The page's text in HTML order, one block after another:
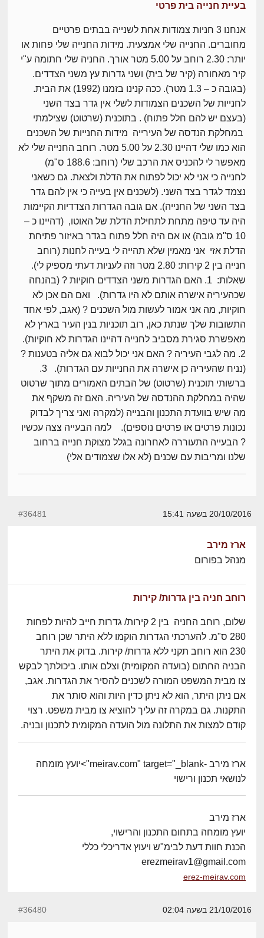
בעיית חנייה בית פרטי
אנחנו 3 חניות צמודות אחת לשנייה בבתים פרטיים
מחוברים. החנייה שלי אמצעית. מידות החנייה שלי פחות או
יותר: 2.30 רוחב על 5.00 מטר אורך. החניה שלי חתומה ע"י
קיר מאחורה (קיר של בית) ושני גדרות עץ משני הצדדים.
(בגובה כ – 1.3 מטר). ככה קנינו בזמנו (1992) את הבית.
לחנייות של השכנים הצמודות לשלי אין גדר בצד השני
(בעצם יש להם חלל פתוח) . בתוכנית (שרטוט) שצילמתי
במחלקת הנדסה של העירייה מידות החנייות של השכנים
הוא כמו שלי דהיינו 2.30 על 5.00 מטר. רוחב החנייה שלי לא
מאפשר לי להכניס את הרכב שלי (רוחב: 188.6 ס"מ)
לחנייה כי אני לא יכול לפתוח את הדלת ולצאת. גם כשאני
נצמד לגדר בצד השני. (לשכנים אין בעייה כי אין להם גדר
בצד השני של החנייה). אם גובה הגדרות הצדדיות הקיימות
היה עד טיפה מתחת לתחילת הדלת של האוטו, (דהיינו כ –
10 ס"מ גובה) או אם היה חלל פתוח בגדר באיזור פתיחת
הדלת אזי אני מאמין שלא תהייה לי בעייה לחנות (רוחב
חנייה בין 2 קירות: 2.80 מטר וזה לעניות דעתי מספיק לי).
שאלות: 1. האם הגדרות משני הצדדים חוקיות ? (בהנחה
שכהעיריה אישרה אותם לא היו גדרות). ואם הם אכן לא
חוקיות, מה אני אמור לעשות מול השכנים ? (אגב, לפי אחד
התשובות שלך שנתת כאן, רוב תוכניות בנין העיר בארץ לא
מאפשרת סגירת מסביב לחנייה דהיינו הגדרות לא חוקיות).
2. מה לגבי העיריה ? האם אני יכול לבוא גם אליה בטענות ?
(נניח שהעיריה כן אישרה את החנייות עם הגדרות). 3.
ברשותי תוכנית (שרטוט) של הבתים האמורים מתוך שרטוט
שהיה במחלקת ההנדסה של העיריה. האם זה משקף את
מה שיש בוועדת התכנון והבנייה (למקרה ואני צריך לבדוק
נכונות פרטים או פרטים נוספים). למה הבעייה צצה עכשיו
? הבעייה התעוררה לאחרונה בגלל מצוקת חנייה ברחוב
שלנו ומריבות עם שכנים (לא אלו שצמודים אלי)
20/10/2016 בשעה 15:41 #36481
ארז מירב
מנהל בפורום
רוחב חניה בין גדרות/ קירות
שלום, רוחב החניה בין 2 קירות/ גדרות חייב להיות לפחות
280 ס"מ. להערכתי הגדרות הוקמו ללא היתר שכן רוחב
230 הוא רוחב תקני ללא גדרות/ קירות. בדוק את היתר
הבניה החתום (בועדה המקומית) וצלם אותו. ביכולתך לבקש
צו מבית המשפט המורה לשכנים להסיר את הגדרות. אגב,
אם ניתן היתר, הוא לא ניתן כדין היות והוא סותר את
התקנות. גם במקרה זה עליך להוציא צו מבית משפט. רצוי
קודם למצות את התלונה מול הועדה המקומית לתכנון ובניה.
ארז מירב -meirav.com" target="_blank">יועץ מומחה
לנושאי תכנון ורישוי
ארז מירב
יועץ מומחה בתחום התכנון והרישוי,
הכנת חוות דעת לבימ"ש ויעוץ אדריכלי כללי
erezmeirav1@gmail.com
erez-meirav.com
21/10/2016 בשעה 02:04 #36480